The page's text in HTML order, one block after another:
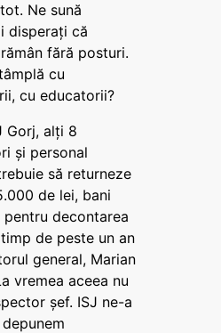
Ne sună
disperați că
fără posturi.
cu
cu educatorii?
Gorj, alți 8
și personal
să returneze
de lei, bani
decontarea
de peste un an
general, Marian
vremea aceea nu
șef. ISJ ne-a